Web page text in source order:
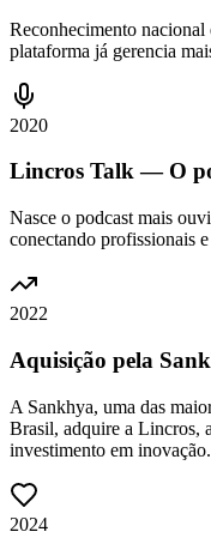
Reconhecimento
plataforma já gerencia
2020
Lincros Talk — O
Nasce o podcast mais
conectando profissionais
2022
Aquisição pela
A Sankhya, uma das
Brasil, adquire a Lincros,
investimento em inovação.
2024